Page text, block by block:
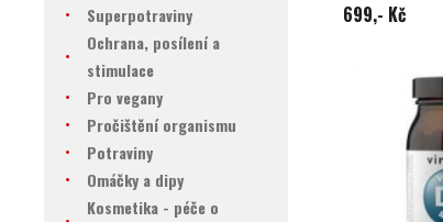
Superpotraviny
Ochrana, posílení a
stimulace
Pro vegany
Pročištění organismu
Potraviny
Omáčky a dipy
Kosmetika - péče o
699,- Kč